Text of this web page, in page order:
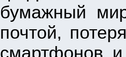
бумажный
почтой,